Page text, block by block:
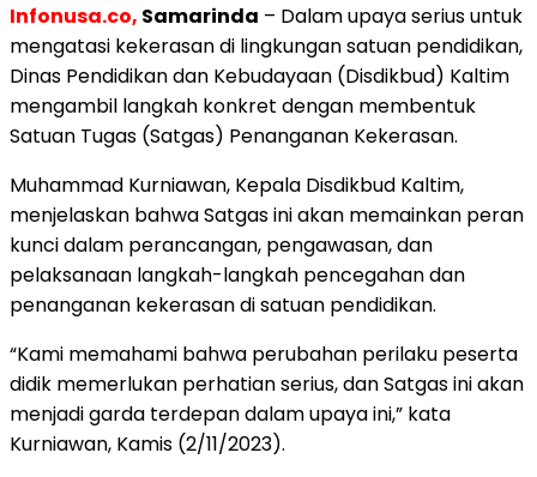
Infonusa.co, Samarinda – Dalam upaya serius untuk
mengatasi kekerasan di lingkungan satuan pendidikan,
Dinas Pendidikan dan Kebudayaan (Disdikbud) Kaltim
mengambil langkah konkret dengan membentuk
Satuan Tugas (Satgas) Penanganan Kekerasan.
Muhammad Kurniawan, Kepala Disdikbud Kaltim,
menjelaskan bahwa Satgas ini akan memainkan peran
kunci dalam perancangan, pengawasan, dan
pelaksanaan langkah-langkah pencegahan dan
penanganan kekerasan di satuan pendidikan.
“Kami memahami bahwa perubahan perilaku peserta
didik memerlukan perhatian serius, dan Satgas ini akan
menjadi garda terdepan dalam upaya ini,” kata
Kurniawan, Kamis (2/11/2023).